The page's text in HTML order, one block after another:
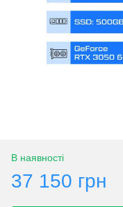
В наявності
37 150 грн